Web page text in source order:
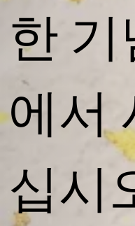
한
에서
십시